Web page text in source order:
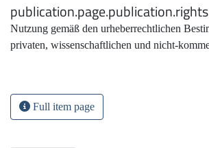
publication.page.publication.rights
Nutzung gemäß den urheberrechtlichen
privaten, wissenschaftlichen und nicht-
Full item page